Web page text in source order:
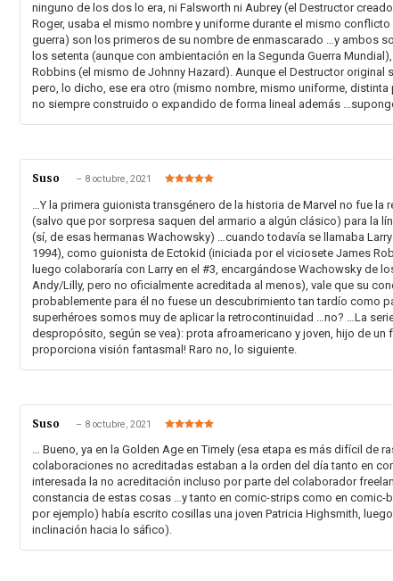
ninguno de los dos lo era, ni Falsworth ni Aubrey (el Destructor
Roger, usaba el mismo nombre y uniforme durante el mismo
guerra) son los primeros de su nombre de enmascarado …y ambos
los setenta (aunque con ambientación en la Segunda Guerra
Robbins (el mismo de Johnny Hazard). Aunque el Destructor original
pero, lo dicho, ese era otro (mismo nombre, mismo uniforme,
no siempre construido o expandido de forma lineal además
Suso – 8 octubre, 2021
de 5
…Y la primera guionista transgénero de la historia de Marvel no fue la
(salvo que por sorpresa saquen del armario a algún clásico) para la
(sí, de esas hermanas Wachowsky) …cuando todavía se llamaba
1994), como guionista de Ectokid (iniciada por el viciosete James
luego colaboraría con Larry en el #3, encargándose Wachowsky de
Andy/Lilly, pero no oficialmente acreditada al menos), vale que su
probablemente para él no fuese un descubrimiento tan tardío como
superhéroes somos muy de aplicar la retrocontinuidad …no? …La
despropósito, según se vea): prota afroamericano y joven, hijo de
proporciona visión fantasmal! Raro no, lo siguiente.
Suso – 8 octubre, 2021
de 5
… Bueno, ya en la Golden Age en Timely (esa etapa es más difícil de
colaboraciones no acreditadas estaban a la orden del día tanto en
interesada la no acreditación incluso por parte del colaborador
constancia de estas cosas …y tanto en comic-strips como en
por ejemplo) había escrito cosillas una joven Patricia Highsmith,
inclinación hacia lo sáfico).